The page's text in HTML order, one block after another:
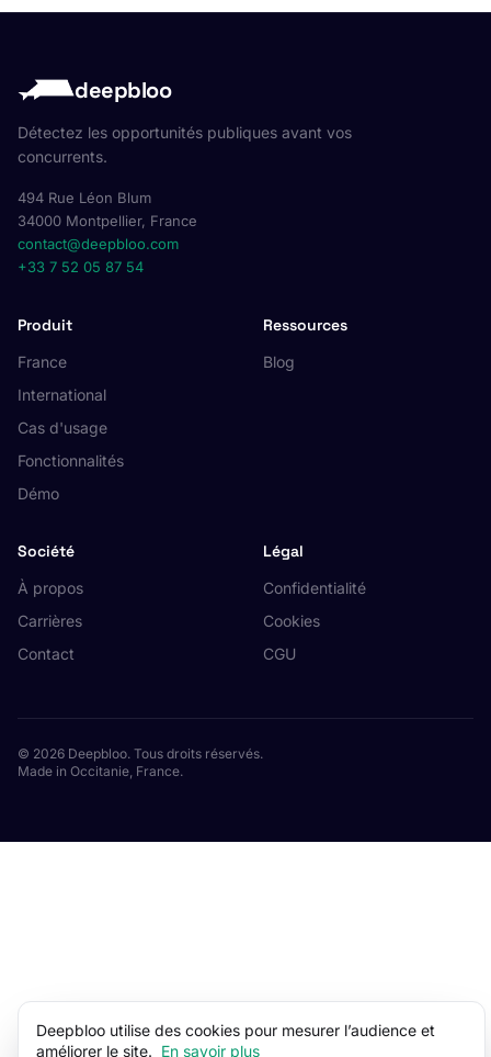
deepbloo
Détectez les opportunités publiques avant vos
concurrents.
494 Rue Léon Blum
34000 Montpellier, France
contact@deepbloo.com
+33 7 52 05 87 54
Produit
France
International
Cas d'usage
Fonctionnalités
Démo
Ressources
Blog
Société
À propos
Carrières
Contact
Légal
Confidentialité
Cookies
CGU
© 2026 Deepbloo. Tous droits réservés.
Made in Occitanie, France.
Deepbloo utilise des cookies pour mesurer l’audience et
améliorer le site. En savoir plus